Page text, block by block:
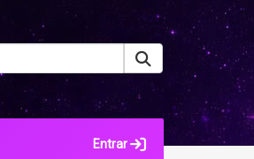
Entrar